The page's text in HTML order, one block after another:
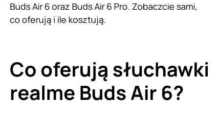
Buds Air 6 oraz Buds Air 6 Pro. Zobaczcie sami,
co oferują i ile kosztują.
Co oferują słuchawki
realme Buds Air 6?